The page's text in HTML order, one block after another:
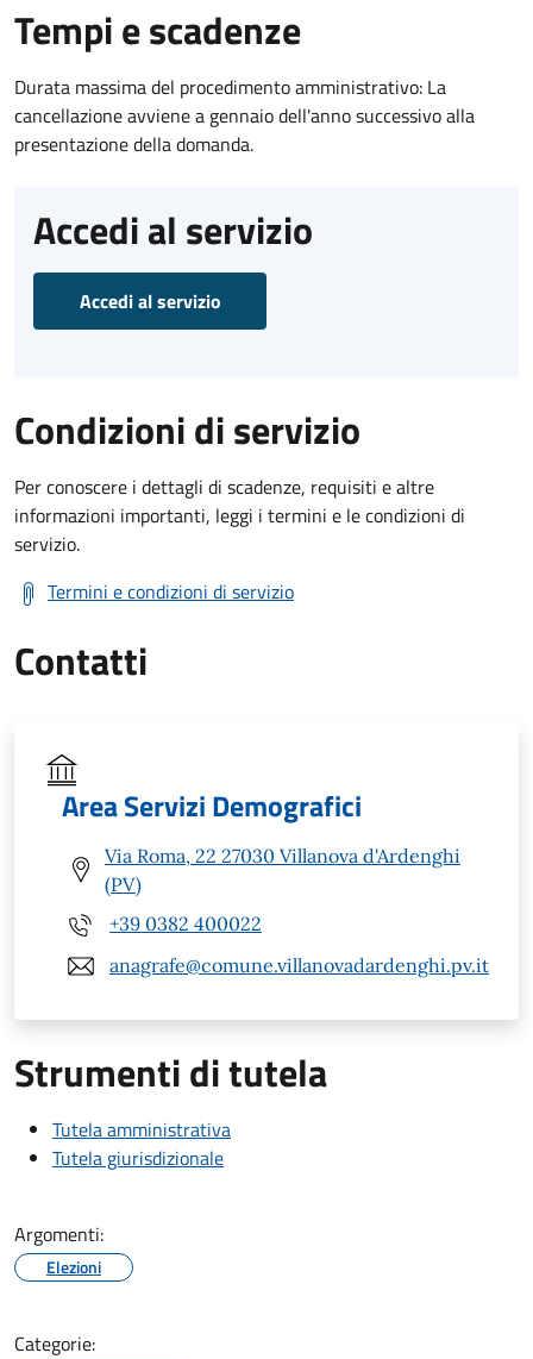
Tempi e scadenze
Durata massima del procedimento amministrativo: La
cancellazione avviene a gennaio dell'anno successivo alla
presentazione della domanda.
Accedi al servizio
Accedi al servizio
Condizioni di servizio
Per conoscere i dettagli di scadenze, requisiti e altre
informazioni importanti, leggi i termini e le condizioni di
servizio.
Termini e condizioni di servizio
Contatti
Area Servizi Demografici
Via Roma, 22 27030 Villanova d'Ardenghi
(PV)
+39 0382 400022
anagrafe@comune.villanovadardenghi.pv.it
Strumenti di tutela
Tutela amministrativa
Tutela giurisdizionale
Argomenti:
Elezioni
Categorie: